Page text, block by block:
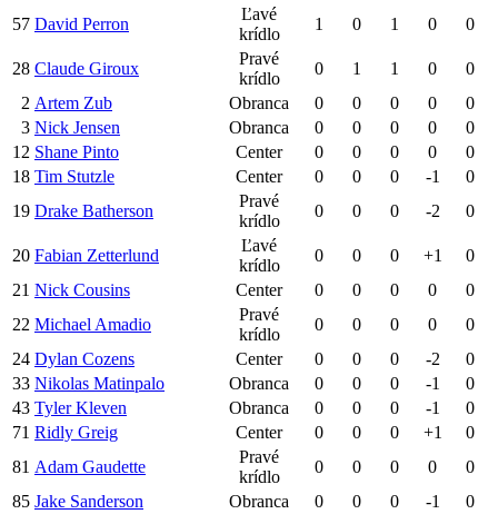
57 David Perron
Ľavé
krídlo
1 0 1 0 0
28 Claude Giroux
Pravé
krídlo
0 1 1 0
0
2 Artem Zub Obranca 0 0 0 0
0
3 Nick Jensen Obranca 0 0 0 0
0
12 Shane Pinto Center 0 0 0 0
0
18 Tim Stutzle Center 0 0 0 -1
0
19 Drake Batherson
Pravé
krídlo
0 0 0 -2 0
20 Fabian Zetterlund
Ľavé
krídlo
0 0 0 +1
0
21 Nick Cousins Center 0 0 0 0
0
22 Michael Amadio
Pravé
krídlo
0 0 0 0
0
24 Dylan Cozens Center 0 0 0 -2
0
33 Nikolas Matinpalo Obranca 0 0 0 -1
0
43 Tyler Kleven Obranca 0 0 0 -1
0
71 Ridly Greig Center 0 0 0 +1
0
81 Adam Gaudette
Pravé
krídlo
0 0 0 0
0
85 Jake Sanderson Obranca 0 0 0 -1 0